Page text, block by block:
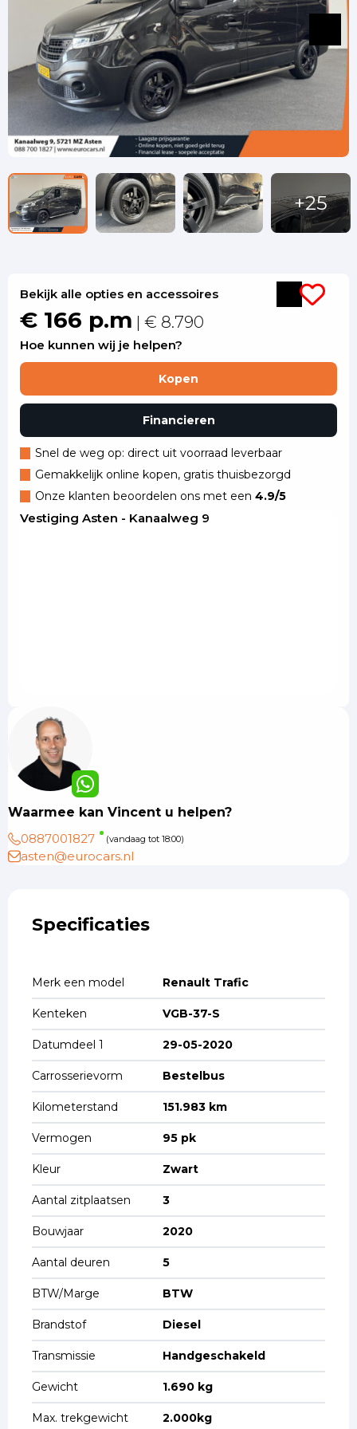
Bekijk alle opties en accessoires
€ 166 p.m | € 8.790
Hoe kunnen wij je helpen?
Kopen
Financieren
Snel de weg op: direct uit voorraad leverbaar
Gemakkelijk online kopen, gratis thuisbezorgd
Onze klanten beoordelen ons met een 4.9/5
Vestiging Asten - Kanaalweg 9
Waarmee kan Vincent u helpen?
0887001827
(vandaag tot 18:00)
asten@eurocars.nl
Specificaties
Merk een model Renault Trafic
Kenteken VGB-37-S
Datumdeel 1 29-05-2020
Carrosserievorm Bestelbus
Kilometerstand 151.983 km
Vermogen 95 pk
Kleur Zwart
Aantal zitplaatsen 3
Bouwjaar 2020
Aantal deuren 5
BTW/Marge BTW
Brandstof Diesel
Transmissie Handgeschakeld
Gewicht 1.690 kg
Max. trekgewicht 2.000kg